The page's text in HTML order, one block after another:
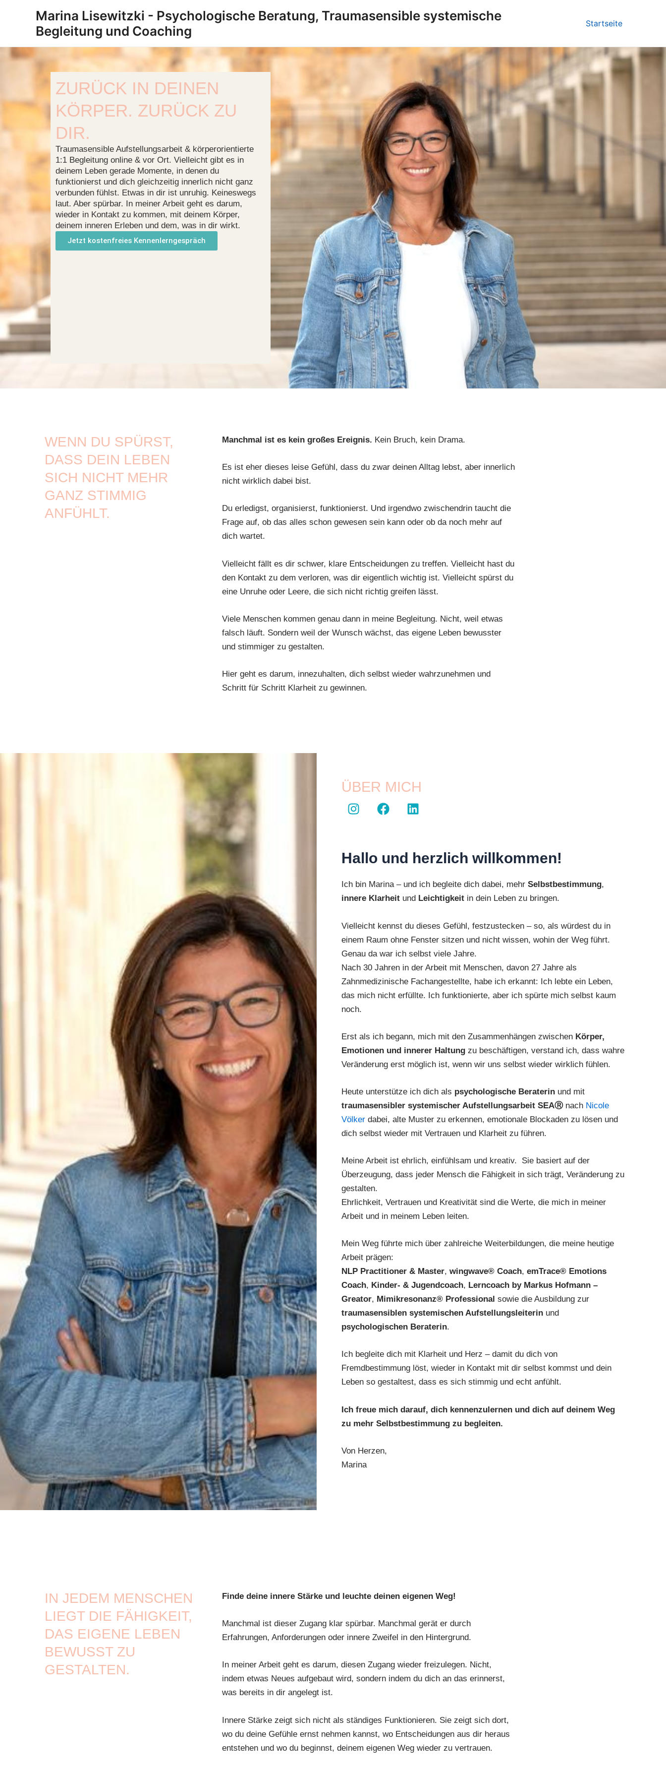
Marina Lisewitzki - Psychologische Beratung, Traumasensible systemische
Begleitung und Coaching
Startseite
ZURÜCK IN DEINEN
KÖRPER. ZURÜCK ZU
DIR.
Traumasensible Aufstellungsarbeit & körperorientierte
1:1 Begleitung online & vor Ort. Vielleicht gibt es in
deinem Leben gerade Momente, in denen du
funktionierst und dich gleichzeitig innerlich nicht ganz
verbunden fühlst. Etwas in dir ist unruhig. Keineswegs
laut. Aber spürbar. In meiner Arbeit geht es darum,
wieder in Kontakt zu kommen, mit deinem Körper,
deinem inneren Erleben und dem, was in dir wirkt.
Jetzt kostenfreies Kennenlerngespräch
WENN DU SPÜRST,
DASS DEIN LEBEN
SICH NICHT MEHR
GANZ STIMMIG
ANFÜHLT.
Manchmal ist es kein großes Ereignis. Kein Bruch, kein Drama.
Es ist eher dieses leise Gefühl, dass du zwar deinen Alltag lebst, aber innerlich
nicht wirklich dabei bist.
Du erledigst, organisierst, funktionierst. Und irgendwo zwischendrin taucht die
Frage auf, ob das alles schon gewesen sein kann oder ob da noch mehr auf
dich wartet.
Vielleicht fällt es dir schwer, klare Entscheidungen zu treffen. Vielleicht hast du
den Kontakt zu dem verloren, was dir eigentlich wichtig ist. Vielleicht spürst du
eine Unruhe oder Leere, die sich nicht richtig greifen lässt.
Viele Menschen kommen genau dann in meine Begleitung. Nicht, weil etwas
falsch läuft. Sondern weil der Wunsch wächst, das eigene Leben bewusster
und stimmiger zu gestalten.
Hier geht es darum, innezuhalten, dich selbst wieder wahrzunehmen und
Schritt für Schritt Klarheit zu gewinnen.
ÜBER MICH
I
n
a
g
a
m
F
a
b
o
k
L
i
e
d
n
Hallo und herzlich willkommen!
Ich bin Marina – und ich begleite dich dabei, mehr Selbstbestimmung,
innere Klarheitund Leichtigkeitin dein Leben zu bringen.
Vielleicht kennst du dieses Gefühl, festzustecken – so, als würdest du in
einem Raum ohne Fenster sitzen und nicht wissen, wohin der Weg führt.
Genau da war ich selbst viele Jahre.
Nach 30 Jahren in der Arbeit mit Menschen, davon 27 Jahre als
Zahnmedizinische Fachangestellte, habe ich erkannt: Ich lebte ein Leben,
das mich nicht erfüllte. Ich funktionierte, aber ich spürte mich selbst kaum
noch.
Erst als ich begann, mich mit den Zusammenhängen zwischen Körper,
Emotionen und innerer Haltungzu beschäftigen, verstand ich, dass wahre
Veränderung erst möglich ist, wenn wir uns selbst wieder wirklich fühlen.
Heute unterstütze ich dich als psychologische Beraterinund mit
traumasensibler systemischer Aufstellungsarbeit SEAⓇ nach Nicole
Völkerdabei, alte Muster zu erkennen, emotionale Blockaden zu lösen und
dich selbst wieder mit Vertrauen und Klarheit zu führen.
Meine Arbeit ist ehrlich, einfühlsam und kreativ. Sie basiert auf der
Überzeugung, dass jeder Mensch die Fähigkeit in sich trägt, Veränderung zu
gestalten.
Ehrlichkeit, Vertrauen und Kreativität sind die Werte, die mich in meiner
Arbeit und in meinem Leben leiten.
Mein Weg führte mich über zahlreiche Weiterbildungen, die meine heutige
Arbeit prägen:
NLP Practitioner & Master, wingwave® Coach, emTrace® Emotions
Coach, Kinder- & Jugendcoach, Lerncoach by Markus Hofmann –
Greator, Mimikresonanz® Professional sowie die Ausbildung zur
traumasensiblen systemischen Aufstellungsleiterinund
psychologischen Beraterin.
Ich begleite dich mit Klarheit und Herz – damit du dich von
Fremdbestimmung löst, wieder in Kontakt mit dir selbst kommst und dein
Leben so gestaltest, dass es sich stimmig und echt anfühlt.
Ich freue mich darauf, dich kennenzulernen und dich auf deinem Weg
zu mehr Selbstbestimmung zu begleiten.
Von Herzen,
Marina
IN JEDEM MENSCHEN
LIEGT DIE FÄHIGKEIT,
DAS EIGENE LEBEN
BEWUSST ZU
GESTALTEN.
Finde deine innere Stärke und leuchte deinen eigenen Weg!
Manchmal ist dieser Zugang klar spürbar. Manchmal gerät er durch
Erfahrungen, Anforderungen oder innere Zweifel in den Hintergrund.
In meiner Arbeit geht es darum, diesen Zugang wieder freizulegen. Nicht,
indem etwas Neues aufgebaut wird, sondern indem du dich an das erinnerst,
was bereits in dir angelegt ist.
Innere Stärke zeigt sich nicht als ständiges Funktionieren. Sie zeigt sich dort,
wo du deine Gefühle ernst nehmen kannst, wo Entscheidungen aus dir heraus
entstehen und wo du beginnst, deinem eigenen Weg wieder zu vertrauen.